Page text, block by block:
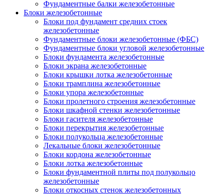
Фундаментные балки железобетонные
Блоки железобетонные
Блоки под фундамент средних стоек
железобетонные
Фундаментные блоки железобетонные (ФБС)
Фундаментные блоки угловой железобетонные
Блоки фундамента железобетонные
Блоки экрана железобетонные
Блоки крышки лотка железобетонные
Блоки трамплина железобетонные
Блоки упора железобетонные
Блоки пролетного строения железобетонные
Блоки шкафной стенки железобетонные
Блоки гасителя железобетонные
Блоки перекрытия железобетонные
Блоки полукольца железобетонные
Лекальные блоки железобетонные
Блоки кордона железобетонные
Блоки лотка железобетонные
Блоки фундаментной плиты под полукольцо
железобетонные
Блоки откосных стенок железобетонных